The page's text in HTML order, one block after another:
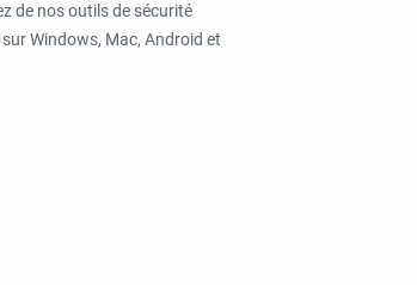
de nos outils de sécurité
Windows, Mac, Android et